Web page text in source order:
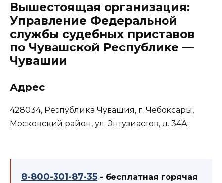
Вышестоящая организация:
Управление Федеральной
службы судебных приставов
по Чувашской Республике —
Чувашии
Адрес
428034, Республика Чувашия, г. Чебоксары,
Московский район, ул. Энтузиастов, д. 34А.
8-800-301-87-35 - бесплатная горячая